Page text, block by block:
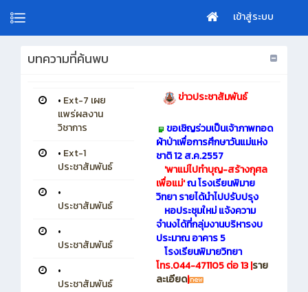
เข้าสู่ระบบ
บทความที่ค้นพบ
• Ext-7 เผย
แพร่ผลงาน
วิชาการ
• Ext-1
ประชาสัมพันธ์
•
ประชาสัมพันธ์
•
ประชาสัมพันธ์
•
ประชาสัมพันธ์
ข่าวประชาสัมพันธ์
ขอเชิญร่วมเป็นเจ้าภาพทอด
ผ้าป่าเพื่อการศึกษาวันแม่แห่ง
ชาติ 12 ส.ค.2557
'พาแม่ไปทำบุญ-สร้างกุศล
เพื่อแม่'ณ โรงเรียนพิมาย
วิทยา รายได้นำไปปรับปรุง
หอประชุมใหม่ แจ้งความ
จำนงได้ที่กลุ่มงานบริหารงบ
ประมาณ อาคาร 5
โรงเรียนพิมายวิทยา
โทร.044-471105 ต่อ 13 |ราย
ละเอียด|